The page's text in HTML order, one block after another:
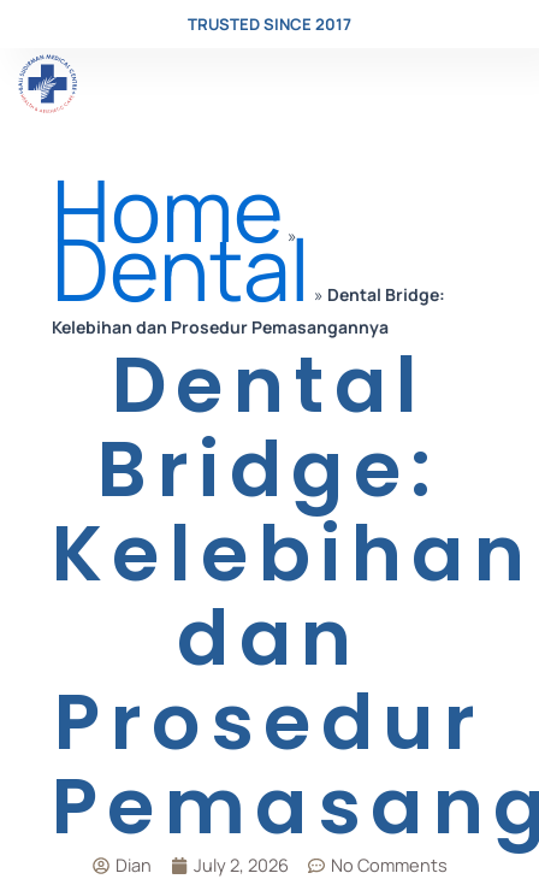
Skip
to
content
TRUSTED SINCE 2017
Home »
Dental » Dental Bridge:
Kelebihan dan Prosedur Pemasangannya
Dental
Bridge:
Kelebihan
dan
Prosedur
Dian July 2, 2026 No Comments